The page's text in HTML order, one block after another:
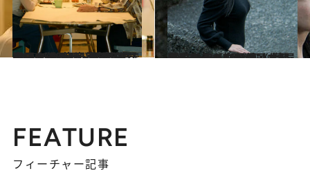
2025.6.2
浅野忠信の母・画家 浅野順子さん×音楽家 近田春夫さん 代官山 蔦屋書店でトークイベント開催決定！ 【7月4日（金）19:00～20:30】
カルチャー 2025.6.2
脳科学者・中野信子さん「そもそも悩むのはなぜでしょう？」 代官山 蔦屋書店でトークイベント開催決定！【7月3日（木）19:00～20:30】
カルチャー
FEATURE
フィーチャー記事